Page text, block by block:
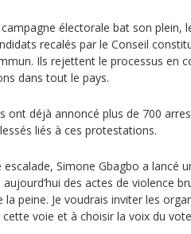
électorale bat son plein,
recalés par le Conseil
Ils rejettent le processus en
dans tout le pays.
ont déjà annoncé plus de 700
liés à ces protestations.
Simone Gbagbo a lancé
des actes de violence
la peine. Je voudrais inviter les
voie et à choisir la voix du vote.